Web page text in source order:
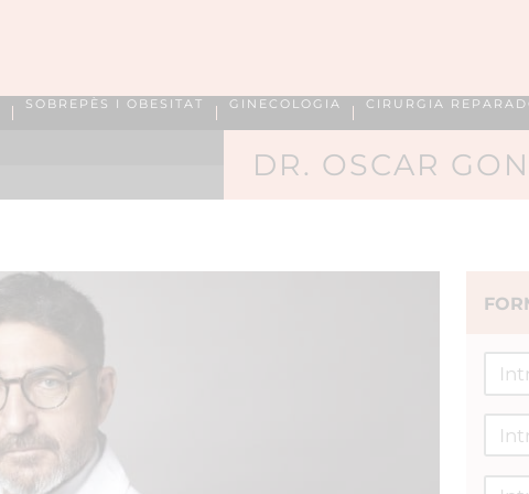
SOBREPÈS I OBESITAT GINECOLOGIA CIRURGIA
DR. OSCAR